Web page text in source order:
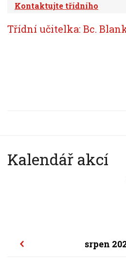
Kontaktujte třídního
Třídní učitelka: Bc.
Kalendář akcí
srpen